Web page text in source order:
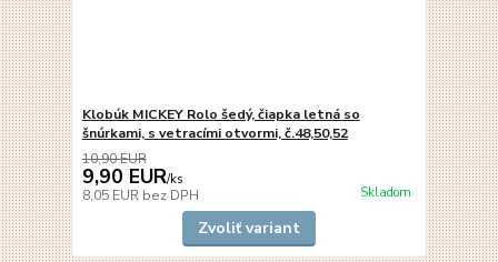
Klobúk MICKEY Rolo šedý, čiapka letná so
šnúrkami, s vetracími otvormi, č.48,50,52
10,90 EUR
9,90 EUR/ks
8,05 EUR bez DPH Skladom
Zvoliť variant